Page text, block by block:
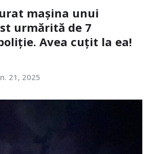
mașina unui
urmărită de 7
Avea cuțit la ea!
21, 2025